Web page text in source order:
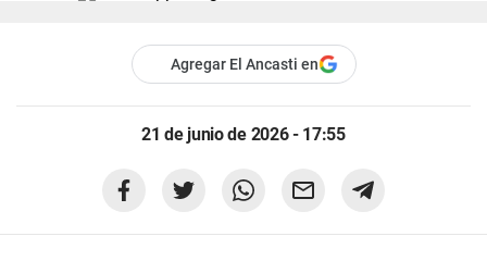
Agregar El Ancasti en
21 de junio de 2026 - 17:55